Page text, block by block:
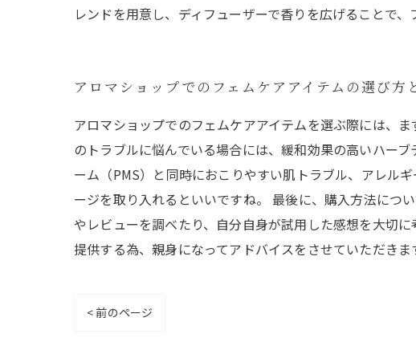
レンドを用意し、ディフューザーで香りを広げることで
アロマショップでのフェムケアアイテムの選び方
アロマショップでのフェムケアアイテムを選ぶ際には、
のトラブルに悩んでいる場合には、緩和効果の高いハー
ーム（PMS）と同時におこりやすい肌トラブル、アレル
ージを取り入れるといいですね。 最後に、購入方法につ
やレビューを調べたり、自分自身が試用した感想を大切
提供する為、親身になってアドバイスをさせていただきま
< 前のページ